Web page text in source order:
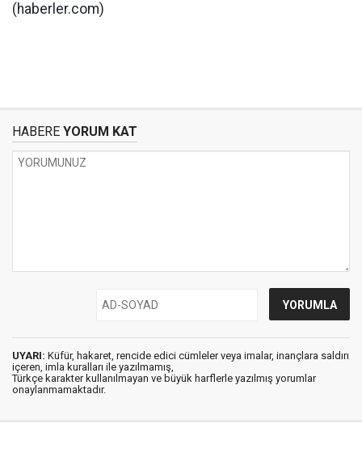
(haberler.com)
HABERE YORUM KAT
UYARI: Küfür, hakaret, rencide edici cümleler veya imalar, inançlara saldırı
içeren, imla kuralları ile yazılmamış,
Türkçe karakter kullanılmayan ve büyük harflerle yazılmış yorumlar
onaylanmamaktadır.